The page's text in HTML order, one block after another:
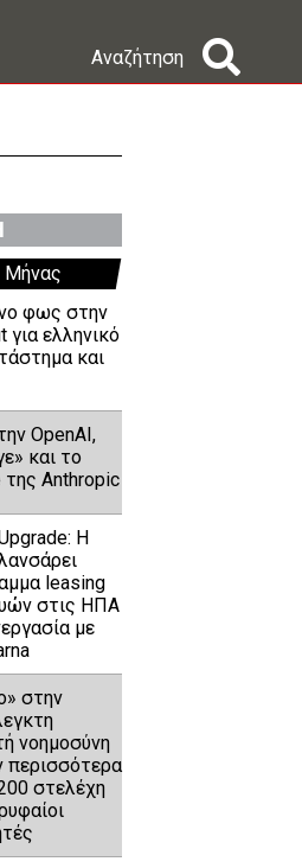
Αναζήτηση
Μήνας
φως στην
για ελληνικό
και
OpenAI,
και το
της Anthropic
Η
leasing
στις ΗΠΑ
με
στην
νοημοσύνη
περισσότερα
στελέχη